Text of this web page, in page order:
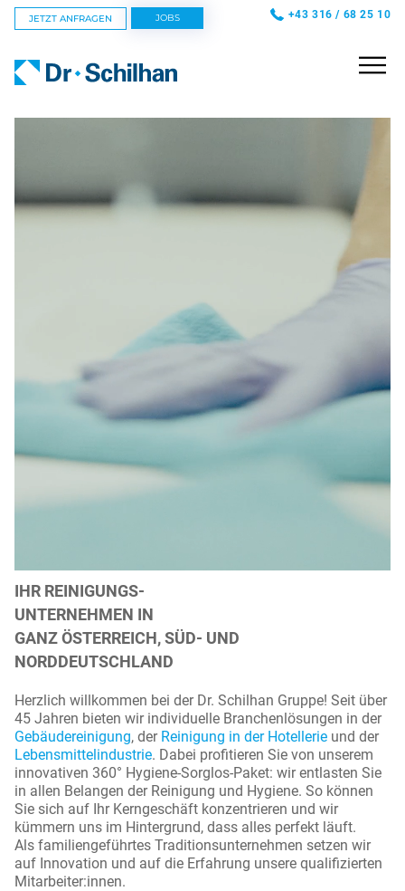
JETZT ANFRAGEN +43 316 / 68 25 10
GEBÄUDESERVICE
KARRIERE
JOBS
IHR REINIGUNGS-
UNTERNEHMEN IN
GANZ ÖSTERREICH, SÜD- UND
NORDDEUTSCHLAND
Herzlich willkommen bei der Dr. Schilhan Gruppe! Seit über
45 Jahren bieten wir individuelle Branchenlösungen in der
Gebäudereinigung, der Reinigung in der Hotellerieund der
Lebensmittelindustrie. Dabei profitieren Sie von unserem
innovativen 360° Hygiene-Sorglos-Paket: wir entlasten Sie
in allen Belangen der Reinigung und Hygiene. So können
Sie sich auf Ihr Kerngeschäft konzentrieren und wir
kümmern uns im Hintergrund, dass alles perfekt läuft.
Als familiengeführtes Traditionsunternehmen setzen wir
auf Innovation und auf die Erfahrung unsere qualifizierten
Mitarbeiter:innen.